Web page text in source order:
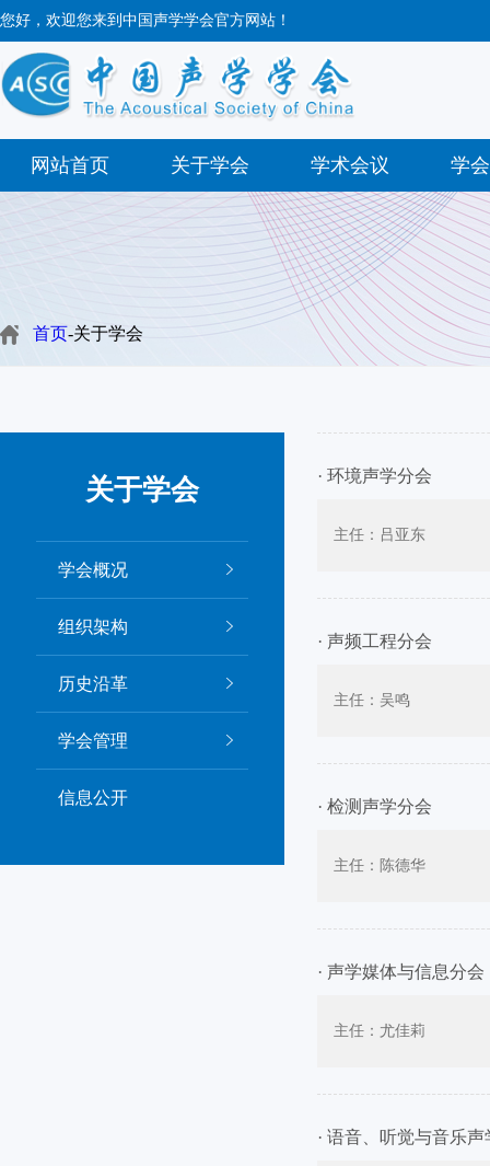
您好，欢迎您来到中国声学学会官方网站！
网站首页 关于学会 学术会议 学
首页-关于学会
关于学会
学会概况
组织架构
历史沿革
学会管理
信息公开
· 环境声学分会
主任：吕亚东
· 声频工程分会
主任：吴鸣
· 检测声学分会
主任：陈德华
· 声学媒体与信息分会
主任：尤佳莉
· 语音、听觉与音乐